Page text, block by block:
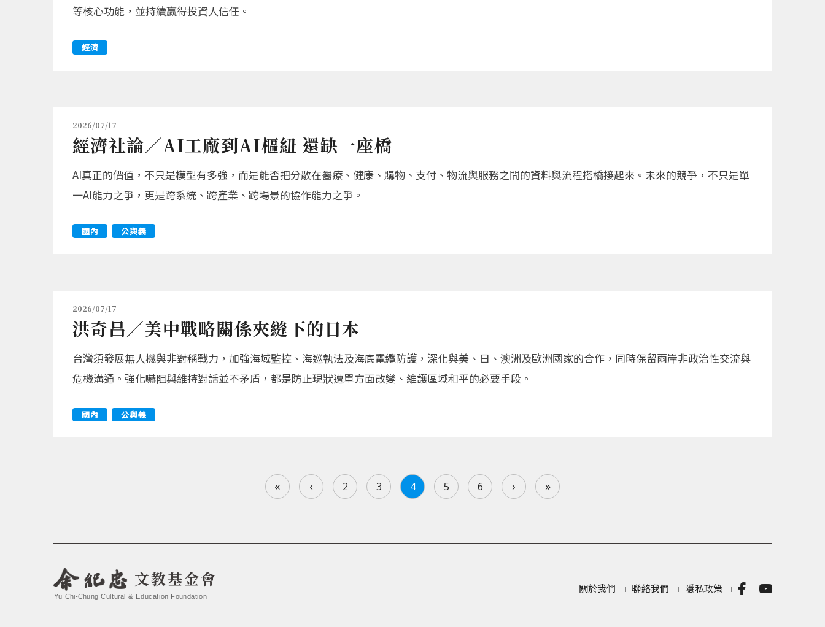
等核心功能，並持續贏得投資人信任。
經濟
2026/07/17
經濟社論／AI工廠到AI樞紐 還缺一座橋
AI真正的價值，不只是模型有多強，而是能否把分散在醫療、健康、購物、支付、物流與服務之間的資料與流程搭橋接起來。未來的競爭，不只是單
一AI能力之爭，更是跨系統、跨產業、跨場景的協作能力之爭。
國內 公與義
2026/07/17
洪奇昌／美中戰略關係夾縫下的日本
台灣須發展無人機與非對稱戰力，加強海域監控、海巡執法及海底電纜防護，深化與美、日、澳洲及歐洲國家的合作，同時保留兩岸非政治性交流與
危機溝通。強化嚇阻與維持對話並不矛盾，都是防止現狀遭單方面改變、維護區域和平的必要手段。
國內 公與義
« ‹ 2 3 4 5 6 › »
文教基金會
Yu Chi-Chung Cultural & Education Foundation
關於我們 聯絡我們 隱私政策